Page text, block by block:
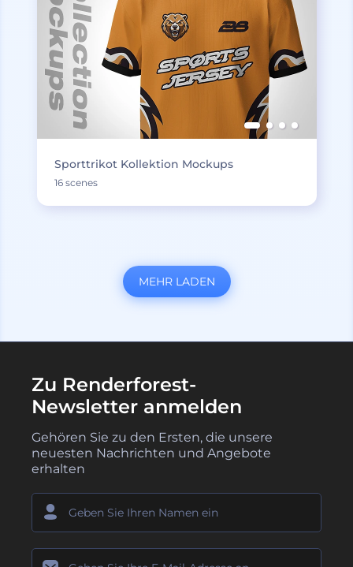
Sporttrikot Kollektion Mockups
16 scenes
MEHR LADEN
Zu Renderforest-
Newsletter anmelden
Gehören Sie zu den Ersten, die unsere
neuesten Nachrichten und Angebote
erhalten